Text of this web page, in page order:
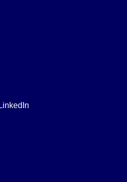
LinkedIn